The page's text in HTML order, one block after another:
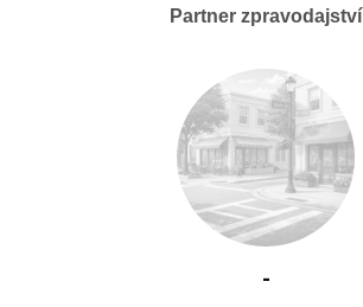
Partner zpravodajství
-